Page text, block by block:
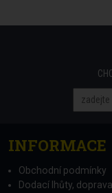
INFORMACE
Obchodní podmínky
Dodací lhůty,